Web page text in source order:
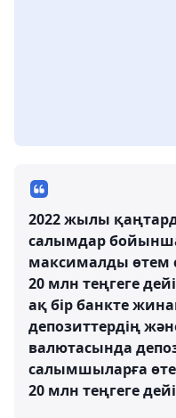
2022 жылы
салымдар бойынша
максималды өтем
20 млн теңгеге
ақ бір банкте
депозиттердің
валютасында
салымшыларға
20 млн теңгеге